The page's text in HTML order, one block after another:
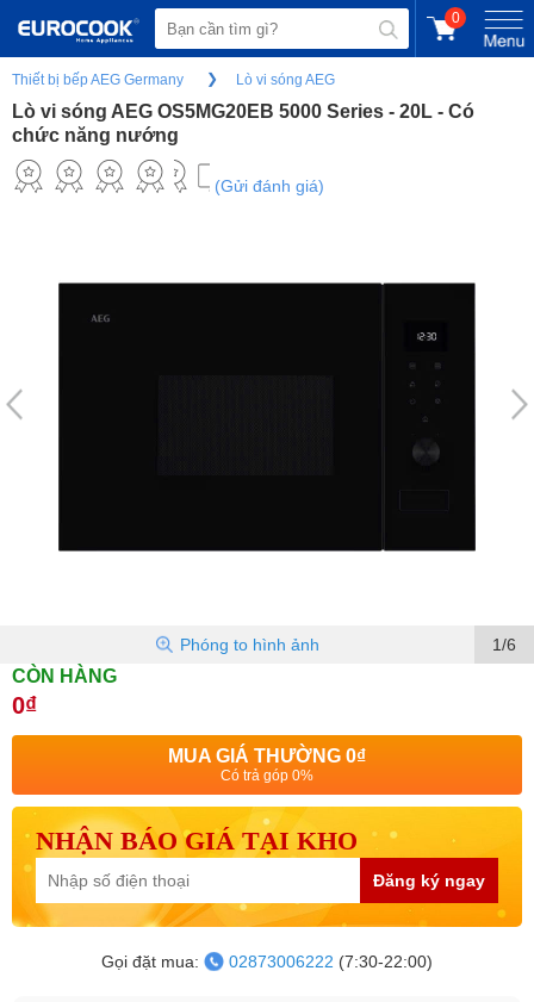
0
Thiết bị bếp AEG Germany Lò vi sóng AEG
Lò vi sóng AEG OS5MG20EB 5000 Series - 20L - Có
chức năng nướng
(Gửi đánh giá)
1/6
Phóng to hình ảnh
CÒN HÀNG
0₫
MUA GIÁ THƯỜNG 0₫
Có trả góp 0%
NHẬN BÁO GIÁ TẠI KHO
Đăng ký ngay
Gọi đặt mua: 02873006222 (7:30-22:00)